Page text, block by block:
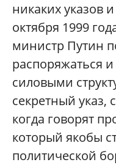
никаких указов
октября 1999
министр Путин
распоряжаться
силовыми
секретный указ,
когда говорят
который якобы
политической